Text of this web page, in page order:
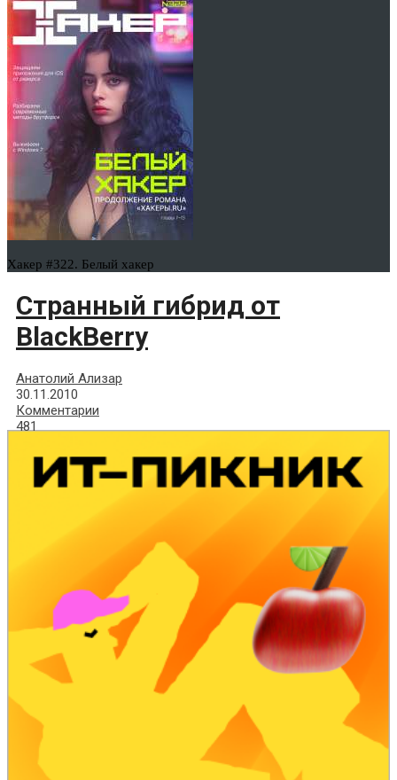
Хакер #322. Белый хакер
Странный гибрид от
BlackBerry
Анатолий Ализар
30.11.2010
Комментарии
481